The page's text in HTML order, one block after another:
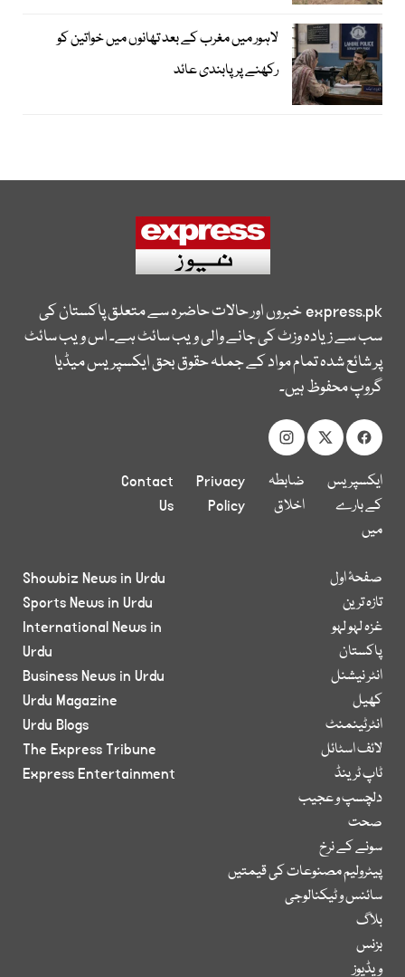
لاہور میں مغرب کے بعد تھانوں میں خواتین کو
رکھنے پر پابندی عائد
express.pkخبروں اور حالات حاضرہ سے متعلق پاکستان کی
سب سے زیادہ وزٹ کی جانے والی ویب سائٹ ہے۔ اس ویب سائٹ
پر شائع شدہ تمام مواد کے جملہ حقوق بحق ایکسپریس میڈیا
گروپ محفوظ ہیں۔
ایکسپریس
کے بارے
میں
ضابطہ
اخلاق
Privacy
Policy
Contact
Us
صفحۂ اول
تازہ ترین
غزہ لہو لہو
پاکستان
انٹر نیشنل
کھیل
انٹرٹینمنٹ
لائف اسٹائل
ٹاپ ٹرینڈ
دلچسپ و عجیب
صحت
سونے کے نرخ
پیٹرولیم مصنوعات کی قیمتیں
سائنس و ٹیکنالوجی
بلاگ
بزنس
ویڈیوز
Showbiz News in Urdu
Sports News in Urdu
International News in
Urdu
Business News in Urdu
Urdu Magazine
Urdu Blogs
The Express Tribune
Express Entertainment